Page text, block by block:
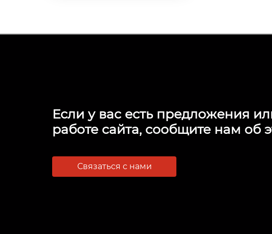
Если у вас есть предложения
работе сайта, сообщите нам об
Связаться с нами